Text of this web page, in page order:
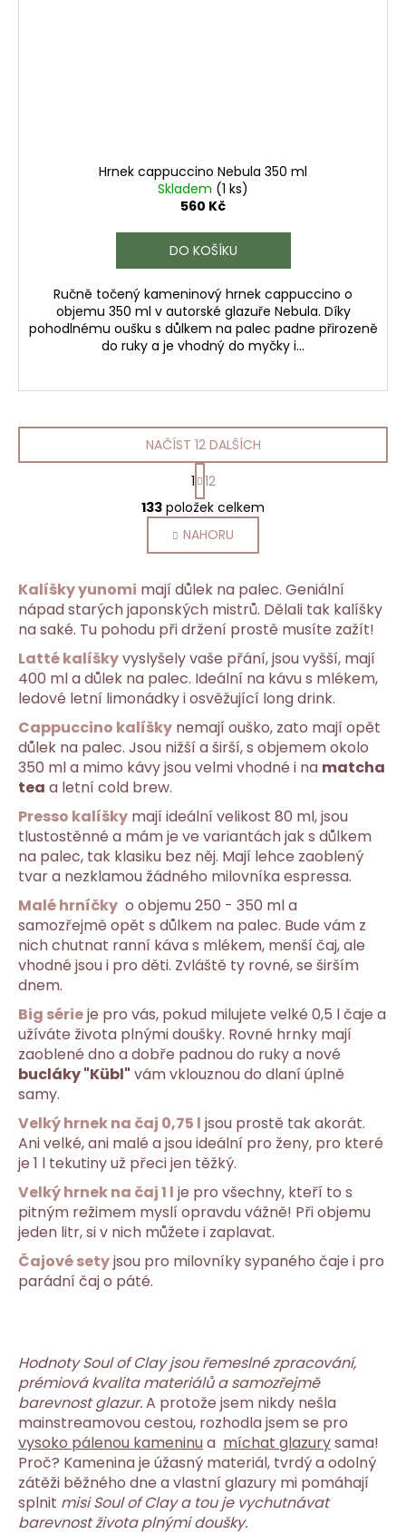
Hrnek cappuccino Nebula 350 ml
Skladem (1 ks)
560 Kč
DO KOŠÍKU
Ručně točený kameninový hrnek cappuccino o
objemu 350 ml v autorské glazuře Nebula. Díky
pohodlnému oušku s důlkem na palec padne přirozeně
do ruky a je vhodný do myčky i...
O
v
l
á
d
a
c
í
p
r
v
k
y
v
ý
i
s
u
NAČÍST 12 DALŠÍCH
S
t
r
á
n
k
v
á
n
1 12
133 položek celkem
NAHORU
Kalíšky yunomi mají důlek na palec. Geniální
nápad starých japonských mistrů. Dělali tak kalíšky
na saké. Tu pohodu při držení prostě musíte zažít!
Latté kalíškyvyslyšely vaše přání, jsou vyšší, mají
400 ml a důlek na palec. Ideální na kávu s mlékem,
ledové letní limonádky i osvěžující long drink.
Cappuccino kalíšky nemají ouško, zato mají opět
důlek na palec. Jsou nižší a širší, s objemem okolo
350 ml a mimo kávy jsou velmi vhodné i na matcha
tea a letní cold brew.
Presso kalíšky mají ideální velikost 80 ml, jsou
tlustostěnné a mám je ve variantách jak s důlkem
na palec, tak klasiku bez něj. Mají lehce zaoblený
tvar a nezklamou žádného milovníka espressa.
Malé hrníčky o objemu 250 - 350 ml a
samozřejmě opět s důlkem na palec. Bude vám z
nich chutnat ranní káva s mlékem, menší čaj, ale
vhodné jsou i pro děti. Zvláště ty rovné, se širším
dnem.
Big sérieje pro vás, pokud milujete velké 0,5 l čaje a
užíváte života plnými doušky. Rovné hrnky mají
zaoblené dno a dobře padnou do ruky a nové
bucláky "Kübl" vám vklouznou do dlaní úplně
samy.
Velký hrnek na čaj 0,75 l jsou prostě tak akorát.
Ani velké, ani malé a jsou ideální pro ženy, pro které
je 1 l tekutiny už přeci jen těžký.
Velký hrnek na čaj 1 l je pro všechny, kteří to s
pitným režimem myslí opravdu vážně! Při objemu
jeden litr, si v nich můžete i zaplavat.
Čajové setyjsou pro milovníky sypaného čaje i pro
parádní čaj o páté.
Hodnoty Soul of Clay jsou řemeslné zpracování,
prémiová kvalita materiálů a samozřejmě
barevnost glazur.A protože jsem nikdy nešla
mainstreamovou cestou, rozhodla jsem se pro
vysoko pálenou kameninua míchat glazurysama!
Proč? Kamenina je úžasný materiál, tvrdý a odolný
zátěži běžného dne a vlastní glazury mi pomáhají
splnit misi Soul of Clay a tou je vychutnávat
barevnost života plnými doušky.